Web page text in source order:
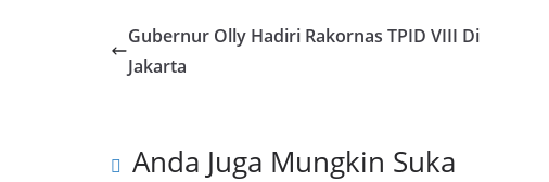
b er g e
Gubernur Olly Hadiri Rakornas TPID VIII Di
Jakarta
Anda Juga Mungkin Suka